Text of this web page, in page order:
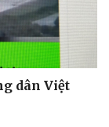
dân Việt